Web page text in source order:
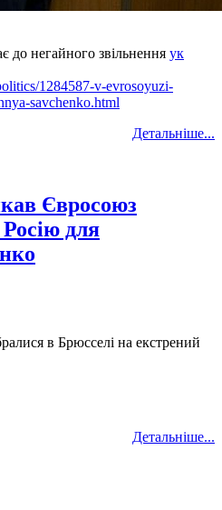
до негайного звільнення ук
1284587-v-evrosoyuzi-
savchenko.html
Детальніше...
Євросоюз
для
в Брюсселі на екстрений
Детальніше...